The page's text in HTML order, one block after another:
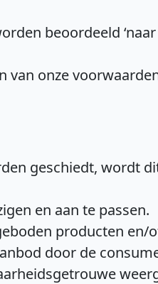
beoordeeld ‘naar
van onze
geschiedt, wordt
en aan te passen.
producten en/
door de